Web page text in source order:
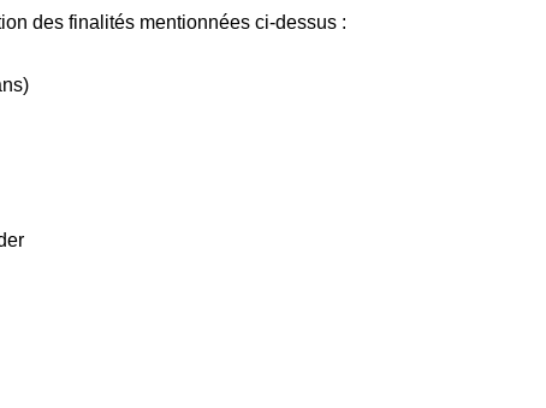
des finalités mentionnées ci-dessus :